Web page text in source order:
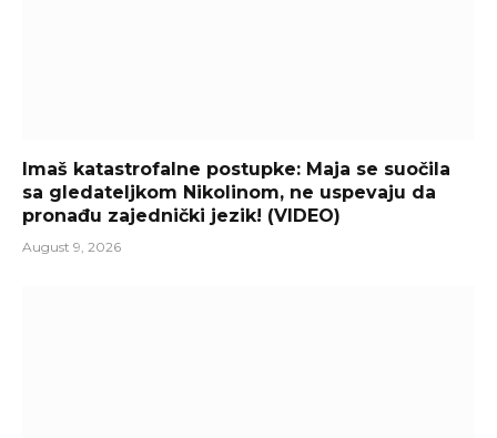
Imaš katastrofalne postupke: Maja se suočila
sa gledateljkom Nikolinom, ne uspevaju da
pronađu zajednički jezik! (VIDEO)
August 9, 2026